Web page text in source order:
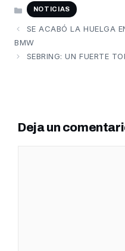
CATEGORÍAS
NOTICIAS
SE ACABÓ LA HUELGA
BMW
SEBRING: UN FUERTE
Deja un